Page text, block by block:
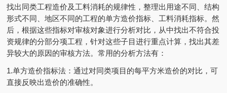
找出同类工程造价及工料消耗的规律性，整理出用途不同、结构
形式不同、地区不同的工程的单方造价指标、工料消耗指标。然
后，根据这些指标对审核对象进行分析对比，从中找出不符合投
资规律的分部分项工程，针对这些子目进行重点计算，找出其差
异较大的原因的审核方法。常用的分析方法有：
1.单方造价指标法：通过对同类项目的每平方米造价的对比，可
直接反映出造价的准确性。